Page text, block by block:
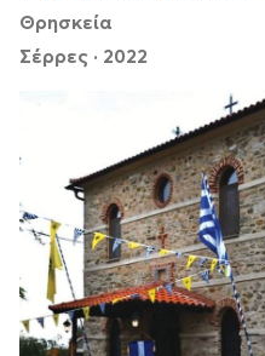
Θρησκεία
Σέρρες · 2022